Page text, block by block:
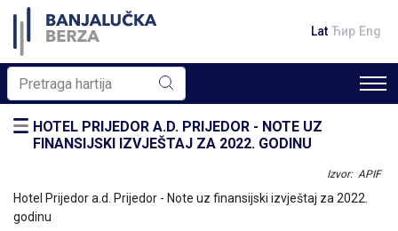
Lat Ћир Eng
HOTEL PRIJEDOR A.D. PRIJEDOR - NOTE UZ
FINANSIJSKI IZVJEŠTAJ ZA 2022. GODINU
Izvor: APIF
Hotel Prijedor a.d. Prijedor - Note uz finansijski izvještaj za 2022.
godinu